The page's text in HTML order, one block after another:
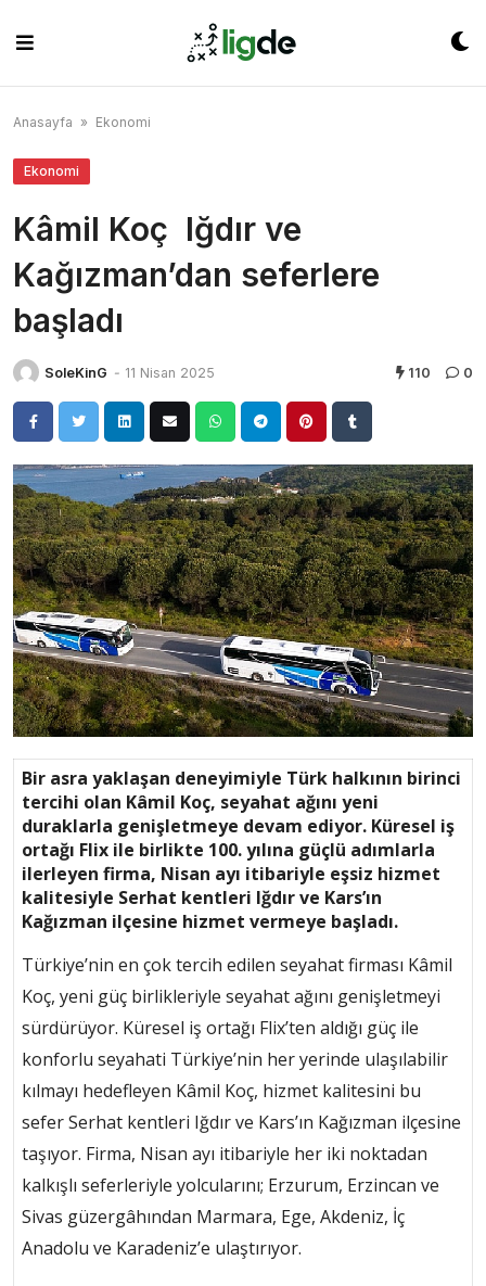
content
Anasayfa » Ekonomi
Ekonomi
Kâmil Koç Iğdır ve
Kağızman’dan seferlere
başladı
SoleKinG - 11 Nisan 2025 110 0
Bir asra yaklaşan deneyimiyle Türk halkının birinci
tercihi olan Kâmil Koç, seyahat ağını yeni
duraklarla genişletmeye devam ediyor. Küresel iş
ortağı Flix ile birlikte 100. yılına güçlü adımlarla
ilerleyen firma, Nisan ayı itibariyle eşsiz hizmet
kalitesiyle Serhat kentleri Iğdır ve Kars’ın
Kağızman ilçesine hizmet vermeye başladı.
Türkiye’nin en çok tercih edilen seyahat firması Kâmil
Koç, yeni güç birlikleriyle seyahat ağını genişletmeyi
sürdürüyor. Küresel iş ortağı Flix’ten aldığı güç ile
konforlu seyahati Türkiye’nin her yerinde ulaşılabilir
kılmayı hedefleyen Kâmil Koç, hizmet kalitesini bu
sefer Serhat kentleri Iğdır ve Kars’ın Kağızman ilçesine
taşıyor. Firma, Nisan ayı itibariyle her iki noktadan
kalkışlı seferleriyle yolcularını; Erzurum, Erzincan ve
Sivas güzergâhından Marmara, Ege, Akdeniz, İç
Anadolu ve Karadeniz’e ulaştırıyor.